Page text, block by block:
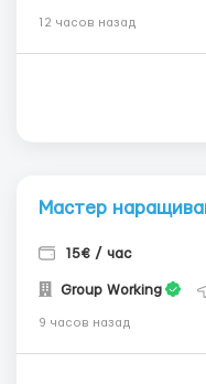
12 часов назад
Мастер
15€ / час
Group Working
9 часов назад